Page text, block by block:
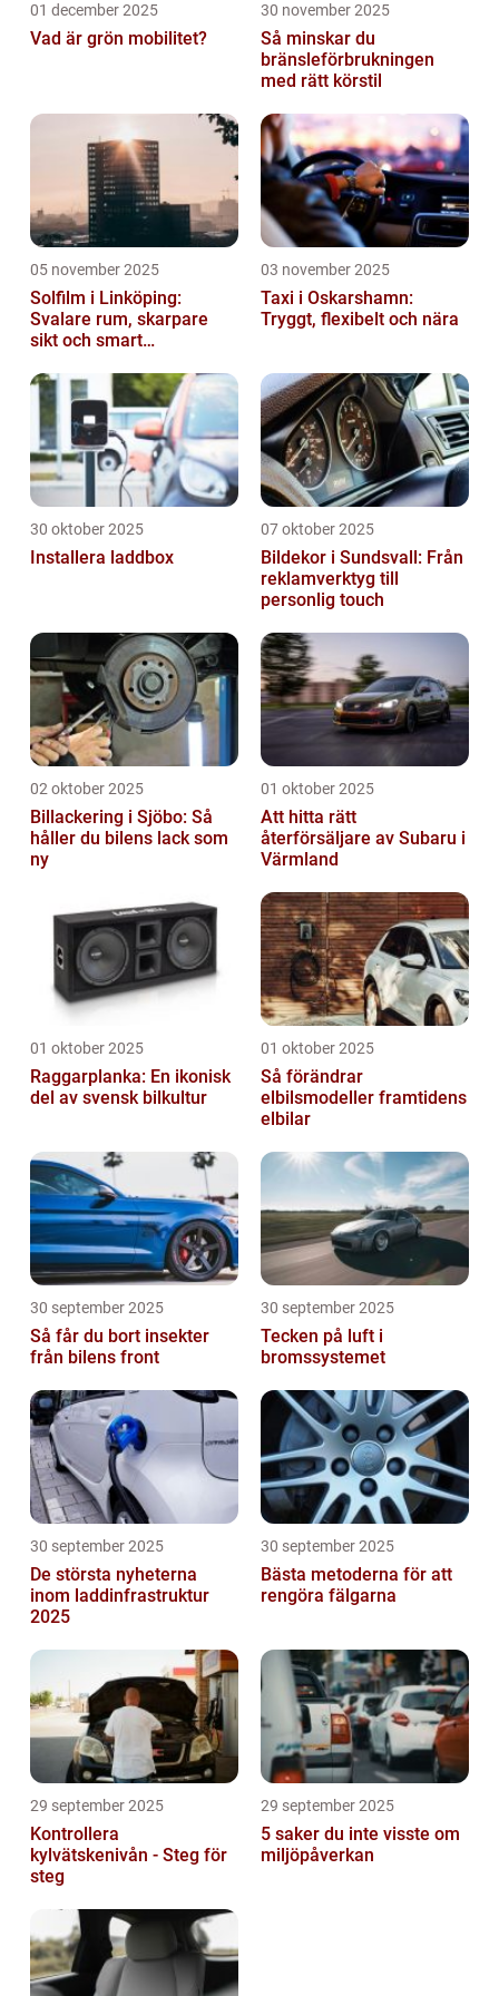
01 december 2025
Vad är grön mobilitet?
30 november 2025
Så minskar du
bränsleförbrukningen
med rätt körstil
05 november 2025
Solfilm i Linköping:
Svalare rum, skarpare
sikt och smart
03 november 2025
Taxi i Oskarshamn:
Tryggt, flexibelt och nära
30 oktober 2025
Installera laddbox
07 oktober 2025
Bildekor i Sundsvall: Från
reklamverktyg till
personlig touch
02 oktober 2025
Billackering i Sjöbo: Så
håller du bilens lack som
ny
01 oktober 2025
Att hitta rätt
återförsäljare av Subaru i
Värmland
01 oktober 2025
Raggarplanka: En ikonisk
del av svensk bilkultur
01 oktober 2025
Så förändrar
elbilsmodeller framtidens
elbilar
30 september 2025
Så får du bort insekter
från bilens front
30 september 2025
Tecken på luft i
bromssystemet
30 september 2025
De största nyheterna
inom laddinfrastruktur
2025
30 september 2025
Bästa metoderna för att
rengöra fälgarna
29 september 2025
Kontrollera
kylvätskenivån - Steg för
steg
29 september 2025
5 saker du inte visste om
miljöpåverkan